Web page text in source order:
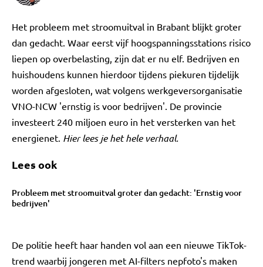
Het probleem met stroomuitval in Brabant blijkt groter
dan gedacht. Waar eerst vijf hoogspanningsstations risico
liepen op overbelasting, zijn dat er nu elf. Bedrijven en
huishoudens kunnen hierdoor tijdens piekuren tijdelijk
worden afgesloten, wat volgens werkgeversorganisatie
VNO-NCW 'ernstig is voor bedrijven'. De provincie
investeert 240 miljoen euro in het versterken van het
energienet. Hier lees je het hele verhaal.
Lees ook
Probleem met stroomuitval groter dan gedacht: 'Ernstig voor
bedrijven'
De politie heeft haar handen vol aan een nieuwe TikTok-
trend waarbij jongeren met AI-filters nepfoto's maken